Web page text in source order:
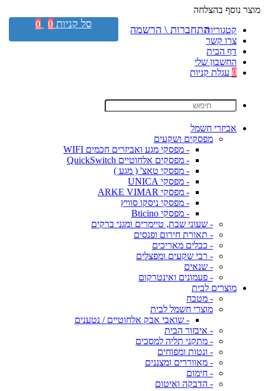
מוצר נוסף בהצלחה
קטגוריות
צרו קשר
דף הבית
החשבון שלי
0 עגלת קניות
אביזרי חשמל
מפסקים ושקעים
- מפסקי מגע ואביזרים חכמים WIFI
- מפסקים אלחוטיים QuickSwitch
- מפסקי טאצ' ( מגע )
- מפסקי UNICA
- מפסקי ARKE VIMAR
- מפסקי ניסקו סוויץ
- מפסקי Bticino
- שעוני שבת, טיימרים ומגני ברקים
- תאורת חירום ופנסים
- כבלים מאריכים
- רבי שקעים ומפצלים
- שנאים
- פעמונים ואינטרקום
מוצרים לבית
- מטבח
מוצרי חשמל לבית
- שואבי אבק אלחוטיים / נטענים
- איבזור הבית
- מתקני תליה למסכים
- ונטות ומפוחים
- מאווררים ומצננים
- חימום
- הדבקה ואיטום
התחברות \ הרשמה סל קניות 0
0